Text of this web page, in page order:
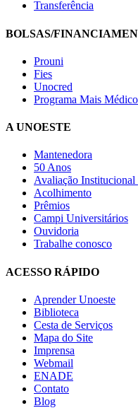
Transferência
BOLSAS/
Prouni
Fies
Unocred
Programa Mais
A UNOESTE
Mantenedora
50 Anos
Avaliação
Acolhimento
Prêmios
Campi Universitários
Ouvidoria
Trabalhe conosco
ACESSO RÁPIDO
Aprender Unoeste
Biblioteca
Cesta de Serviços
Mapa do Site
Imprensa
Webmail
ENADE
Contato
Blog